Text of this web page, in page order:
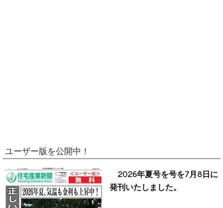
ユーザー版を公開中！
2026年夏号を号を7月8日に
発刊いたしました。